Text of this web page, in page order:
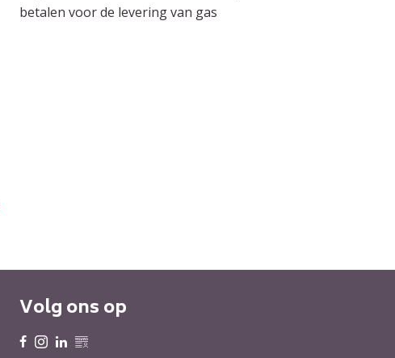
betalen voor de levering van gas
Volg ons op